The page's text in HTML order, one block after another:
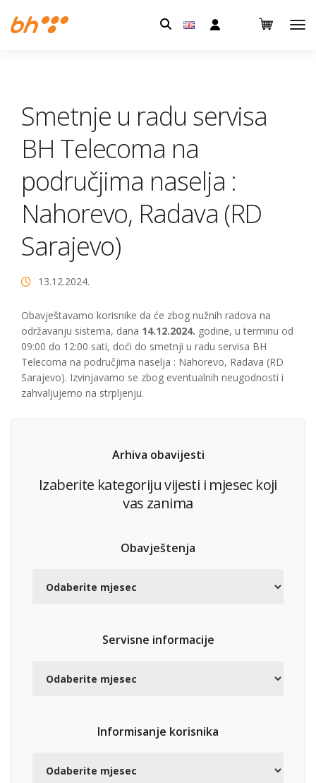
Pretraga:
Smetnje u radu servisa
BH Telecoma na
područjima naselja :
Nahorevo, Radava (RD
Sarajevo)
13.12.2024.
Obavještavamo korisnike da će zbog nužnih radova na
održavanju sistema, dana 14.12.2024. godine, u terminu od
09:00 do 12:00 sati, doći do smetnji u radu servisa BH
Telecoma na područjima naselja : Nahorevo, Radava (RD
Sarajevo). Izvinjavamo se zbog eventualnih neugodnosti i
zahvaljujemo na strpljenju.
Arhiva obavijesti
Izaberite kategoriju vijesti i mjesec koji
vas zanima
Obavještenja
Servisne informacije
Informisanje korisnika